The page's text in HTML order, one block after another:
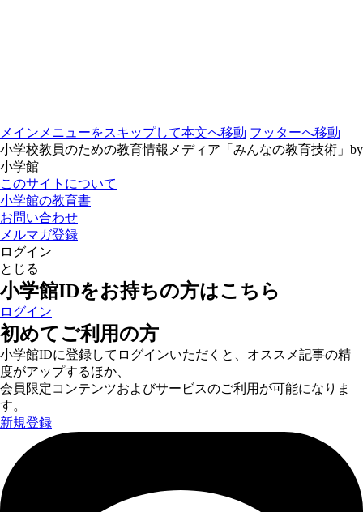
メインメニューをスキップして本文へ移動 フッターへ移動
小学校教員のための教育情報メディア「みんなの教育技術」by
小学館
このサイトについて
小学館の教育書
お問い合わせ
メルマガ登録
ログイン
とじる
小学館IDをお持ちの方はこちら
ログイン
初めてご利用の方
小学館IDに登録してログインいただくと、オススメ記事の精
度がアップするほか、
会員限定コンテンツおよびサービスのご利用が可能になりま
す。
新規登録